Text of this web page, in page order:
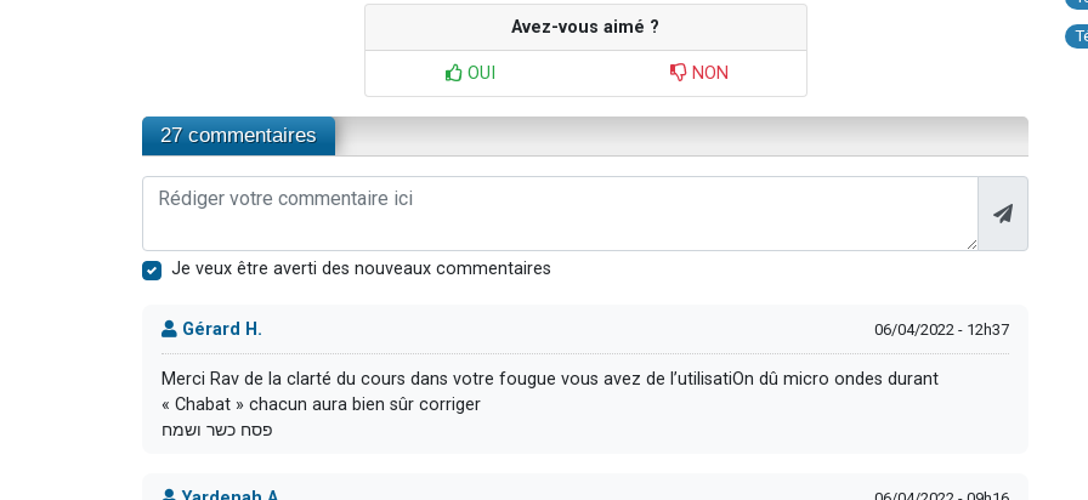
Avez-vous aimé ?
OUI NON
27 commentaires
Je veux être averti des nouveaux commentaires
Gérard H. 06/04/2022 - 12h37
Merci Rav de la clarté du cours dans votre fougue vous avez de l’utilisatiOn dû micro ondes durant
« Chabat » chacun aura bien sûr corriger
פסח כשר ושמח